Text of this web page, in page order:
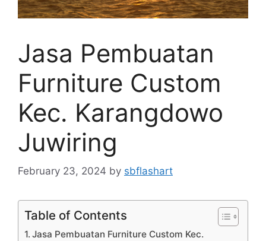
Jasa Pembuatan
Furniture Custom
Kec. Karangdowo
Juwiring
February 23, 2024 by sbflashart
Table of Contents
Jasa Pembuatan Furniture Custom Kec.